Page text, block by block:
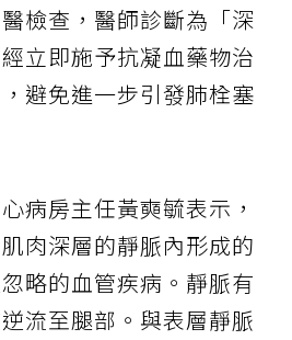
檢查，醫師診斷為「深
立即施予抗凝血藥物治
避免進一步引發肺栓塞
病房主任黃奭毓表示，
肉深層的靜脈內形成的
略的血管疾病。靜脈有
流至腿部。與表層靜脈